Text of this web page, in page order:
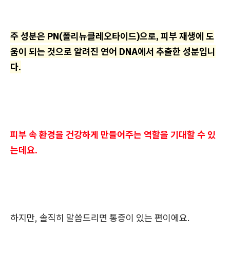
주 성분은 PN(폴리뉴클레오타이드)으로, 피부 재생에 도
움이 되는 것으로 알려진 연어 DNA에서 추출한 성분입니
다.
피부 속 환경을 건강하게 만들어주는 역할을 기대할 수 있
는데요.
하지만, 솔직히 말씀드리면 통증이 있는 편이에요.